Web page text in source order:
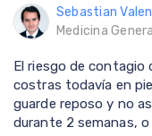
Sebastian
Medicina General
El riesgo de contagio
costras todavía en
guarde reposo y no
durante 2 semanas,